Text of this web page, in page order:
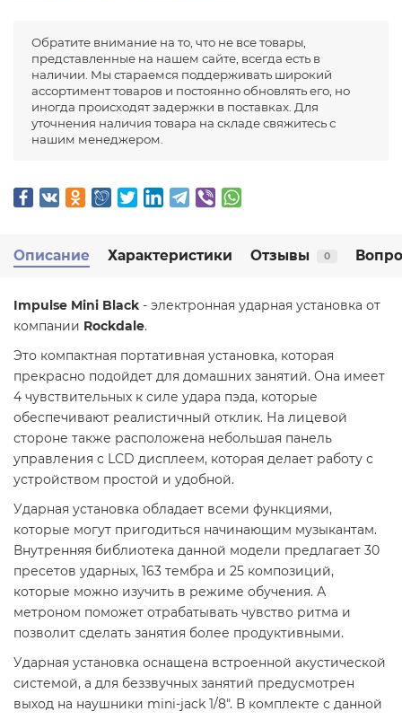
Обратите внимание на то, что не все товары,
представленные на нашем сайте, всегда есть в
наличии. Мы стараемся поддерживать широкий
ассортимент товаров и постоянно обновлять его, но
иногда происходят задержки в поставках. Для
уточнения наличия товара на складе свяжитесь с
нашим менеджером.
Описание Характеристики Отзывы 0
Impulse Mini Black - электронная ударная установка от
компании Rockdale.
Это компактная портативная установка, которая
прекрасно подойдет для домашних занятий. Она имеет
4 чувствительных к силе удара пэда, которые
обеспечивают реалистичный отклик. На лицевой
стороне также расположена небольшая панель
управления с LCD дисплеем, которая делает работу с
устройством простой и удобной.
Ударная установка обладает всеми функциями,
которые могут пригодиться начинающим музыкантам.
Внутренняя библиотека данной модели предлагает 30
пресетов ударных, 163 тембра и 25 композиций,
которые можно изучить в режиме обучения. А
метроном поможет отрабатывать чувство ритма и
позволит сделать занятия более продуктивными.
Ударная установка оснащена встроенной акустической
системой, а для беззвучных занятий предусмотрен
выход на наушники mini-jack 1/8". В комплекте с данной